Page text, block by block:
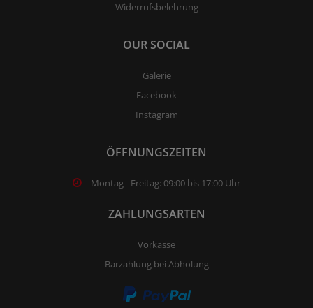
Widerrufsbelehrung
OUR SOCIAL
Galerie
Facebook
Instagram
ÖFFNUNGSZEITEN
Montag - Freitag: 09:00 bis 17:00 Uhr
ZAHLUNGSARTEN
Vorkasse
Barzahlung bei Abholung